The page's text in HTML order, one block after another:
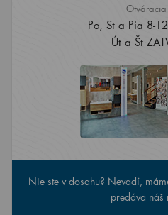
Po, St a Pia 8-
Út a Št
Nie ste v dosahu? Nevadí,
predáva náš